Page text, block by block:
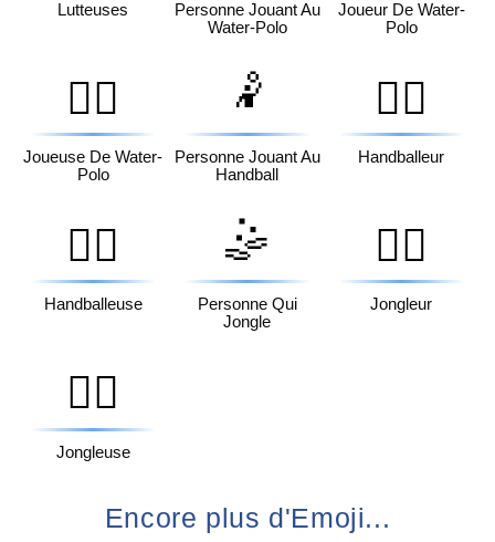
Lutteuses
Personne Jouant Au
Water-Polo
Joueur De Water-
Polo
🤽‍♀️
Joueuse De Water-
Polo
🤾
Personne Jouant Au
Handball
🤾‍♂️
Handballeur
🤾‍♀️
Handballeuse
🤹
Personne Qui
Jongle
🤹‍♂️
Jongleur
🤹‍♀️
Jongleuse
Encore plus d'Emoji...